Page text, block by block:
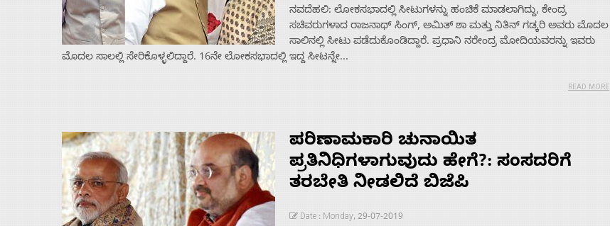
Advertise
Contact
ನವದೆಹಲಿ: ಲೋಕಸಭಾದಲ್ಲಿ ಸೀಟುಗಳನ್ನು ಹಂಚಿಕೆ ಮಾಡಲಾಗಿದ್ದು, ಕೇಂದ್ರ
ಸಚಿವರುಗಳಾದ ರಾಜನಾಥ್ ಸಿಂಗ್, ಅಮಿತ್ ಶಾ ಮತ್ತು ನಿತಿನ್ ಗಡ್ಕರಿ ಅವರು ಮೊದಲ
ಸಾಲಿನಲ್ಲಿ ಸೀಟು ಪಡೆದುಕೊಂಡಿದ್ದಾರೆ. ಪ್ರಧಾನಿ ನರೇಂದ್ರ ಮೋದಿಯವರನ್ನು ಇವರು
ಮೊದಲ ಸಾಲಲ್ಲಿ ಸೇರಿಕೊಳ್ಳಲಿದ್ದಾರೆ. 16ನೇ ಲೋಕಸಭಾದಲ್ಲಿ ಇದ್ದ ಸೀಟನ್ನೇ...
READ MORE
ಪರಿಣಾಮಕಾರಿ ಚುನಾಯಿತ
ಪ್ರತಿನಿಧಿಗಳಾಗುವುದು ಹೇಗೆ?: ಸಂಸದರಿಗೆ
ತರಬೇತಿ ನೀಡಲಿದೆ ಬಿಜೆಪಿ
Date : Monday, 29-07-2019